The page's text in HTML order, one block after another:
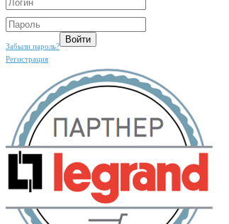
Забыли пароль?
Регистрация